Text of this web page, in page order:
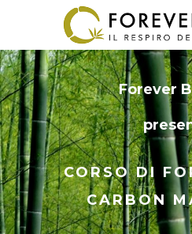
Forever
CORSO DI
CARBON